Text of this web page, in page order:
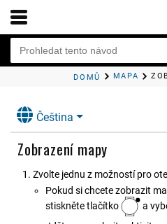
DOMŮ MAPA
Čeština
Zobrazení mapy
Zvolte jednu z možností pro
Pokud si chcete zobrazit
stiskněte tlačítko
a